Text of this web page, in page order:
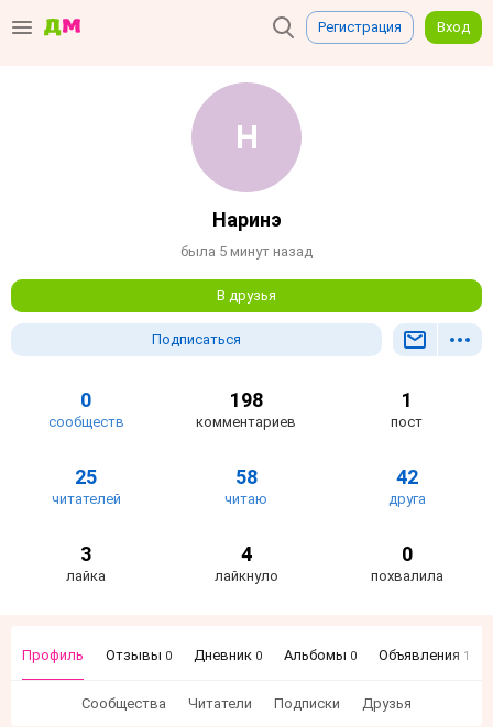
Регистрация Вход
Наринэ
была 5 минут назад
В друзья
Подписаться
0
сообществ
198
комментариев
1
пост
25
читателей
58
читаю
42
друга
3
лайка
4
лайкнуло
0
похвалила
Профиль Отзывы 0 Дневник 0 Альбомы 0 Объявления 1
Сообщества Читатели Подписки Друзья